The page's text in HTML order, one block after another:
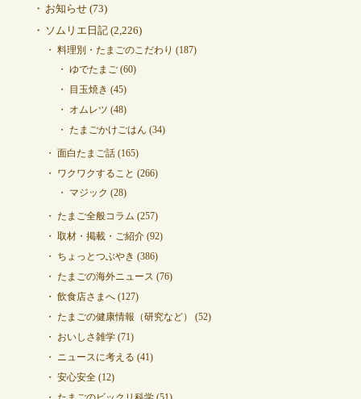
お知らせ(73)
ソムリエ日記(2,226)
料理別・たまごのこだわり (187)
ゆでたまご(60)
目玉焼き (45)
オムレツ (48)
たまごかけごはん (34)
面白たまご話(165)
ワクワクすること (266)
マジック (28)
たまご全般コラム (257)
取材・掲載・ご紹介(92)
ちょっとつぶやき (386)
たまごの海外ニュース (76)
飲食店さまへ(127)
たまごの健康情報（研究など）
(52)
おいしさ雑学(71)
ニュースに考える (41)
安心安全(12)